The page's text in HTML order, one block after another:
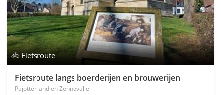
Fietsroute
Fietsroute langs boerderijen en brouwerijen
Pajottenland en Zennevallei